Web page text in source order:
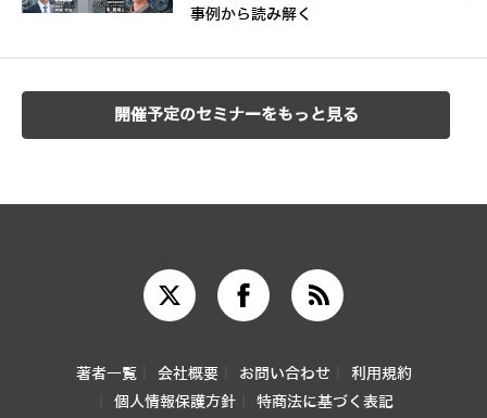
事例から読み解く
開催予定のセミナーをもっと見る
著者一覧 会社概要 お問い合わせ
利用規約
個人情報保護方針
特商法に基づく表記